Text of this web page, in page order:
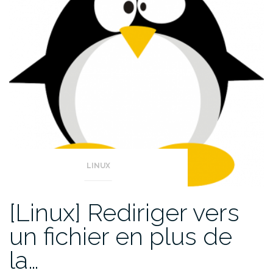
LINUX
[Linux] Rediriger vers
un fichier en plus de
la…